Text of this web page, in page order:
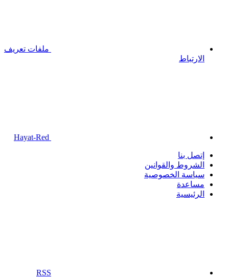
ملفات تعريف
الارتباط
إتصل بنا
الشروط والقوانين
سياسة الخصوصية
مساعدة
الرئيسية
RSS